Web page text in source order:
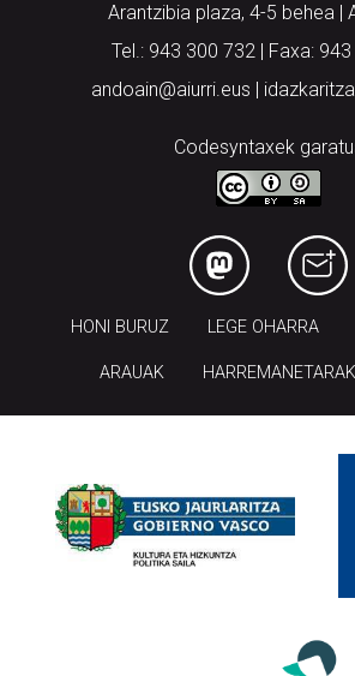
Arantzibia plaza, 4-5 behea |
Tel.: 943 300 732 | Faxa: 943
andoain@aiurri.eus |
Codesyntaxek
HONI BURUZ LEGE OHARRA
ARAUAK